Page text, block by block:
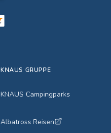
KNAUS GRUPPE
KNAUS Campingparks
Albatross Reisen